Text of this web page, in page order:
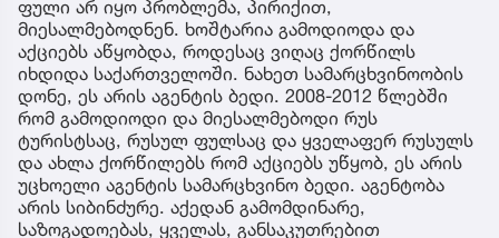
ფული არ იყო პრობლემა, პირიქით,
მიესალმებოდნენ. ხოშტარია გამოდიოდა და
აქციებს აწყობდა, როდესაც ვიღაც ქორწილს
იხდიდა საქართველოში. ნახეთ სამარცხვინოობის
დონე, ეს არის აგენტის ბედი. 2008-2012 წლებში
რომ გამოდიოდი და მიესალმებოდი რუს
ტურისტსაც, რუსულ ფულსაც და ყველაფერ რუსულს
და ახლა ქორწილებს რომ აქციებს უწყობ, ეს არის
უცხოელი აგენტის სამარცხვინო ბედი. აგენტობა
არის სიბინძურე. აქედან გამომდინარე,
საზოგადოებას, ყველას, განსაკუთრებით